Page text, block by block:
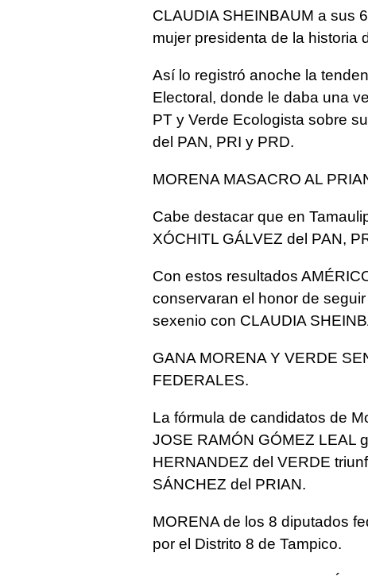
CLAUDIA SHEINBAUM a sus
mujer presidenta de la historia
Así lo registró anoche la
Electoral, donde le daba una
PT y Verde Ecologista sobre
del PAN, PRI y PRD.
MORENA MASACRO AL
Cabe destacar que en
XÓCHITL GÁLVEZ del PAN,
Con estos resultados
conservaran el honor de
sexenio con CLAUDIA
GANA MORENA Y VERDE
FEDERALES.
La fórmula de candidatos de
JOSE RAMÓN GÓMEZ LEAL
HERNANDEZ del VERDE
SÁNCHEZ del PRIAN.
MORENA de los 8 diputados
por el Distrito 8 de Tampico.